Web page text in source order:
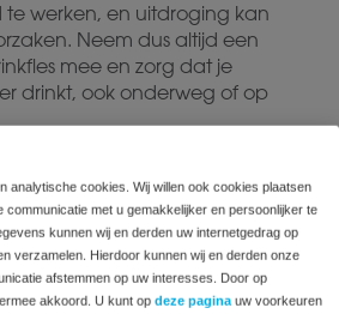
analytische cookies. Wij willen ook cookies plaatsen
communicatie met u gemakkelijker en persoonlijker te
kunnen wij en derden uw internetgedrag op
verzamelen. Hierdoor kunnen wij en derden onze
afstemmen op uw interesses. Door op
akkoord. U kunt op deze pagina uw voorkeuren
werken, en uitdroging kan
Neem dus altijd een
mee en zorg dat je
drinkt, ook onderweg of op
loszittende kleding
we er natuurlijk leuk uitzien in
Maar vergeet niet
comfortabele outfits in te
een losse zomerjurk, een
elastische tailleband of een
Strakke kleding kan druk